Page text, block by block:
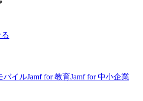
バイルJamf for 教育Jamf for 中小企業